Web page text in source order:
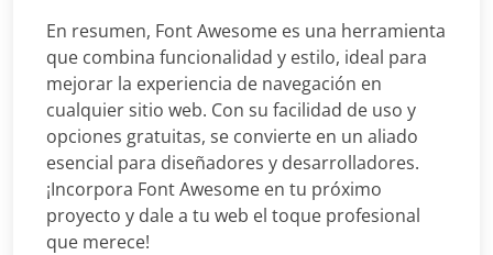
En resumen, Font Awesome es una herramienta
que combina funcionalidad y estilo, ideal para
mejorar la experiencia de navegación en
cualquier sitio web. Con su facilidad de uso y
opciones gratuitas, se convierte en un aliado
esencial para diseñadores y desarrolladores.
¡Incorpora Font Awesome en tu próximo
proyecto y dale a tu web el toque profesional
que merece!